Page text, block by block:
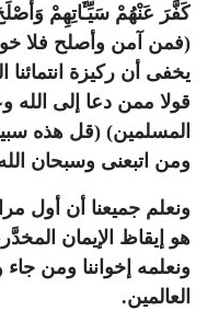
كَفَّرَ عَنْهُمْ سَيِّـَٔاتِهِمْ
(فمن آمن وأصلح فلا
يخفى أن ركيزة
قولا ممن دعا إلى
المسلمين) (قل هذه
ومن اتبعنى وسبحان
ونعلم جميعنا أن أول
هو إيقاظ الإيمان
ونعلمه إخواننا ومن
العالمين.